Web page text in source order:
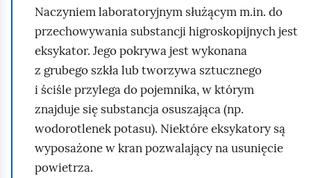
i
ć
p
o
d
g
l
ą
d
Naczyniem laboratoryjnym służącym m.in. do
przechowywania substancji higroskopijnych jest
eksykator. Jego pokrywa jest wykonana
z grubego szkła lub tworzywa sztucznego
i ściśle przylega do pojemnika, w którym
znajduje się substancja osuszająca (np.
wodorotlenek potasu). Niektóre eksykatory są
wyposażone w kran pozwalający na usunięcie
powietrza.